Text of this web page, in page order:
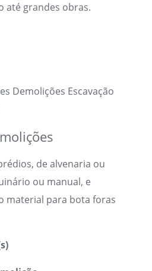
até grandes obras.
Demolições Escavação
de alvenaria ou
ou manual, e
material para bota foras